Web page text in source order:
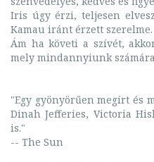
Iris úgy érzi, teljesen
Kamau iránt érzett
Ám ha követi a szívét,
mely mindannyiunk
"Egy gyönyörűen megírt és
Dinah Jefferies, Victoria
is."
-- The Sun